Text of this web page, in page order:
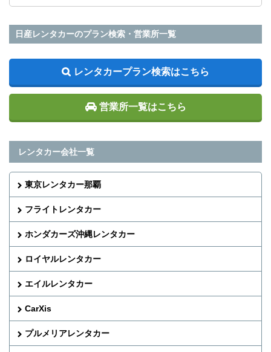
日産レンタカーのプラン検索・営業所一覧
レンタカープラン検索はこちら
営業所一覧はこちら
レンタカー会社一覧
東京レンタカー那覇
フライトレンタカー
ホンダカーズ沖縄レンタカー
ロイヤルレンタカー
エイルレンタカー
CarXis
プルメリアレンタカー